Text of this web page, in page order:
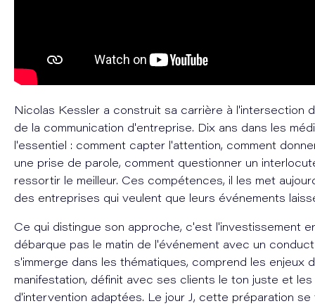
Nicolas Kessler a construit sa carrière à l'intersection
de la communication d'entreprise. Dix ans dans les
l'essentiel : comment capter l'attention, comment
une prise de parole, comment questionner un
ressortir le meilleur. Ces compétences, il les met
des entreprises qui veulent que leurs événements
Ce qui distingue son approche, c'est l'investissement
débarque pas le matin de l'événement avec un
s'immerge dans les thématiques, comprend les enjeux
manifestation, définit avec ses clients le ton juste et les
d'intervention adaptées. Le jour J, cette préparation se